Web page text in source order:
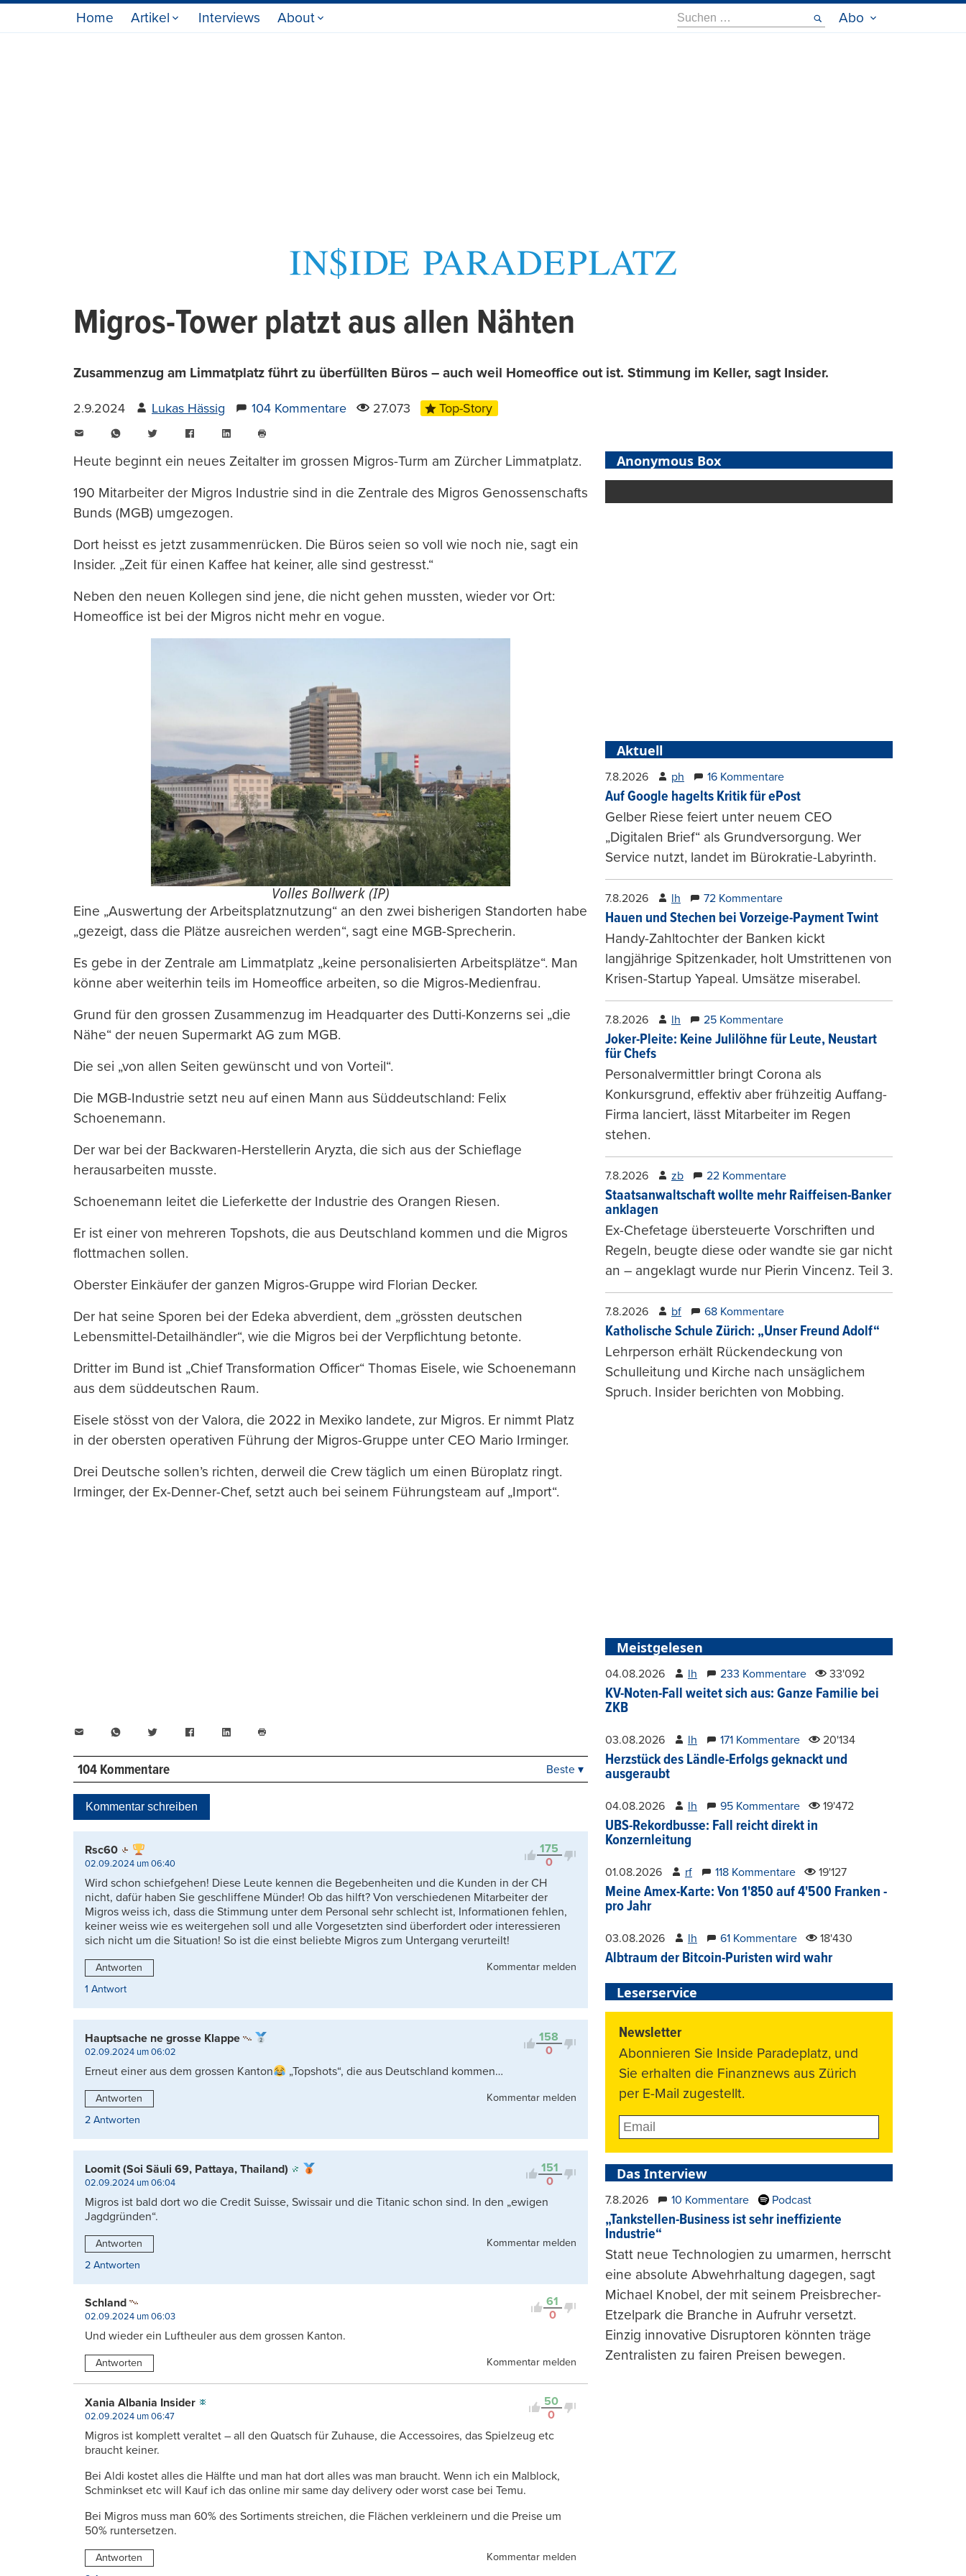
Home Artikel Interviews About
Suche
nach:
Abo
Migros-Tower platzt aus allen Nähten
Zusammenzug am Limmatplatz führt zu überfüllten Büros – auch weil Homeoffice out ist. Stimmung im Keller, sagt Insider.
2.9.2024 Lukas Hässig 104 Kommentare 27.073 Top-Story
WhatsAppTwitter FacebookLinkedIn
drucken
Heute beginnt ein neues Zeitalter im grossen Migros-Turm am Zürcher Limmatplatz.
190 Mitarbeiter der Migros Industrie sind in die Zentrale des Migros Genossenschafts
Bunds (MGB) umgezogen.
Dort heisst es jetzt zusammenrücken. Die Büros seien so voll wie noch nie, sagt ein
Insider. „Zeit für einen Kaffee hat keiner, alle sind gestresst.“
Neben den neuen Kollegen sind jene, die nicht gehen mussten, wieder vor Ort:
Homeoffice ist bei der Migros nicht mehr en vogue.
Volles Bollwerk (IP)
Eine „Auswertung der Arbeitsplatznutzung“ an den zwei bisherigen Standorten habe
„gezeigt, dass die Plätze ausreichen werden“, sagt eine MGB-Sprecherin.
Es gebe in der Zentrale am Limmatplatz „keine personalisierten Arbeitsplätze“. Man
könne aber weiterhin teils im Homeoffice arbeiten, so die Migros-Medienfrau.
Grund für den grossen Zusammenzug im Headquarter des Dutti-Konzerns sei „die
Nähe“ der neuen Supermarkt AG zum MGB.
Die sei „von allen Seiten gewünscht und von Vorteil“.
Die MGB-Industrie setzt neu auf einen Mann aus Süddeutschland: Felix
Schoenemann.
Der war bei der Backwaren-Herstellerin Aryzta, die sich aus der Schieflage
herausarbeiten musste.
Schoenemann leitet die Lieferkette der Industrie des Orangen Riesen.
Er ist einer von mehreren Topshots, die aus Deutschland kommen und die Migros
flottmachen sollen.
Oberster Einkäufer der ganzen Migros-Gruppe wird Florian Decker.
Der hat seine Sporen bei der Edeka abverdient, dem „grössten deutschen
Lebensmittel-Detailhändler“, wie die Migros bei der Verpflichtung betonte.
Dritter im Bund ist „Chief Transformation Officer“ Thomas Eisele, wie Schoenemann
aus dem süddeutschen Raum.
Eisele stösst von der Valora, die 2022 in Mexiko landete, zur Migros. Er nimmt Platz
in der obersten operativen Führung der Migros-Gruppe unter CEO Mario Irminger.
Drei Deutsche sollen’s richten, derweil die Crew täglich um einen Büroplatz ringt.
Irminger, der Ex-Denner-Chef, setzt auch bei seinem Führungsteam auf „Import“.
WhatsAppTwitter FacebookLinkedIn
drucken
104 Kommentare
Kontrovers
Beste ▾
Kommentar schreiben
175
0
Rsc60
02.09.2024 um 06:40
Wird schon schiefgehen! Diese Leute kennen die Begebenheiten und die Kunden in der CH
nicht, dafür haben Sie geschliffene Münder! Ob das hilft? Von verschiedenen Mitarbeiter der
Migros weiss ich, dass die Stimmung unter dem Personal sehr schlecht ist, Informationen fehlen,
keiner weiss wie es weitergehen soll und alle Vorgesetzten sind überfordert oder interessieren
sich nicht um die Situation! So ist die einst beliebte Migros zum Untergang verurteilt!
Antworten
Kommentar melden
1 Antwort
158
0
Hauptsache ne grosse Klappe
02.09.2024 um 06:02
Erneut einer aus dem grossen Kanton „Topshots“, die aus Deutschland kommen…
Antworten
Kommentar melden
2 Antworten
151
0
Loomit (Soi Säuli 69, Pattaya, Thailand)
02.09.2024 um 06:04
Migros ist bald dort wo die Credit Suisse, Swissair und die Titanic schon sind. In den „ewigen
Jagdgründen“.
Antworten
Kommentar melden
2 Antworten
61
0
Schland
02.09.2024 um 06:03
Und wieder ein Luftheuler aus dem grossen Kanton.
Antworten Kommentar melden
50
0
Xania Albania Insider
02.09.2024 um 06:47
Migros ist komplett veraltet – all den Quatsch für Zuhause, die Accessoires, das Spielzeug etc
braucht keiner.
Bei Aldi kostet alles die Hälfte und man hat dort alles was man braucht. Wenn ich ein Malblock,
Schminkset etc will Kauf ich das online mir same day delivery oder worst case bei Temu.
Bei Migros muss man 60% des Sortiments streichen, die Flächen verkleinern und die Preise um
50% runtersetzen.
Antworten
Kommentar melden
Anonymous Box
Aktuell
7.8.2026 ph 16 Kommentare
Auf Google hagelts Kritik für ePost
Gelber Riese feiert unter neuem CEO
„Digitalen Brief“ als Grundversorgung. Wer
Service nutzt, landet im Bürokratie-Labyrinth.
7.8.2026 lh 72 Kommentare
Hauen und Stechen bei Vorzeige-Payment Twint
Handy-Zahltochter der Banken kickt
langjährige Spitzenkader, holt Umstrittenen von
Krisen-Startup Yapeal. Umsätze miserabel.
7.8.2026 lh 25 Kommentare
Joker-Pleite: Keine Julilöhne für Leute, Neustart
für Chefs
Personalvermittler bringt Corona als
Konkursgrund, effektiv aber frühzeitig Auffang-
Firma lanciert, lässt Mitarbeiter im Regen
stehen.
7.8.2026 zb 22 Kommentare
Staatsanwaltschaft wollte mehr Raiffeisen-Banker
anklagen
Ex-Chefetage übersteuerte Vorschriften und
Regeln, beugte diese oder wandte sie gar nicht
an – angeklagt wurde nur Pierin Vincenz. Teil 3.
7.8.2026 bf 68 Kommentare
Katholische Schule Zürich: „Unser Freund Adolf“
Lehrperson erhält Rückendeckung von
Schulleitung und Kirche nach unsäglichem
Spruch. Insider berichten von Mobbing.
Meistgelesen
04.08.2026 lh 233 Kommentare 33'092
KV-Noten-Fall weitet sich aus: Ganze Familie bei
ZKB
03.08.2026 lh 171 Kommentare 20'134
Herzstück des Ländle-Erfolgs geknackt und
ausgeraubt
04.08.2026 lh 95 Kommentare 19'472
UBS-Rekordbusse: Fall reicht direkt in
Konzernleitung
01.08.2026 rf 118 Kommentare 19'127
Meine Amex-Karte: Von 1'850 auf 4'500 Franken -
pro Jahr
03.08.2026 lh 61 Kommentare 18'430
Albtraum der Bitcoin-Puristen wird wahr
Leserservice
Newsletter
Abonnieren Sie Inside Paradeplatz, und
Sie erhalten die Finanznews aus Zürich
per E-Mail zugestellt.
Das Interview
7.8.2026 10 Kommentare Podcast
„Tankstellen-Business ist sehr ineffiziente
Industrie“
Statt neue Technologien zu umarmen, herrscht
eine absolute Abwehrhaltung dagegen, sagt
Michael Knobel, der mit seinem Preisbrecher-
Etzelpark die Branche in Aufruhr versetzt.
Einzig innovative Disruptoren könnten träge
Zentralisten zu fairen Preisen bewegen.